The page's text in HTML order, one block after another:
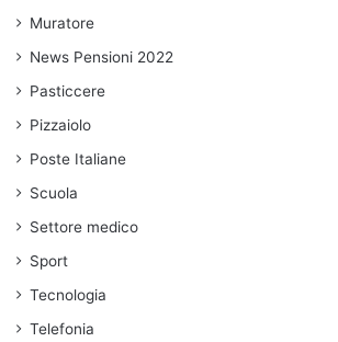
Muratore
News Pensioni 2022
Pasticcere
Pizzaiolo
Poste Italiane
Scuola
Settore medico
Sport
Tecnologia
Telefonia